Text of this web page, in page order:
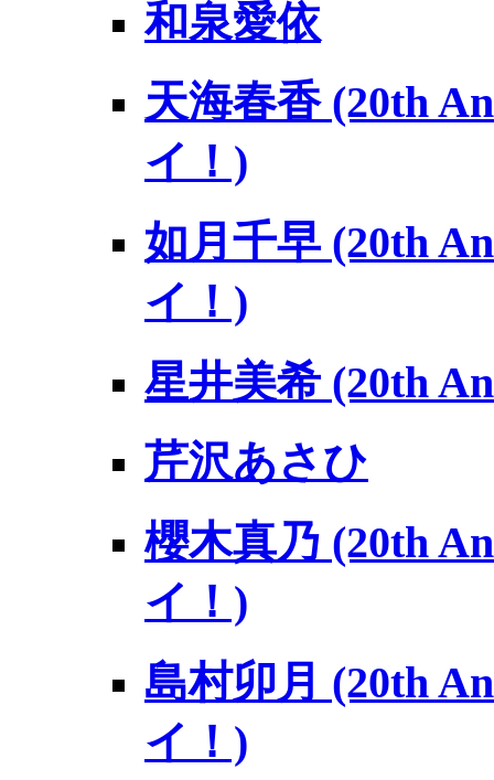
和泉愛依
天海春香 (20th
イ！)
如月千早 (20th
イ！)
星井美希 (20th
芹沢あさひ
櫻木真乃 (20th
イ！)
島村卯月 (20th
イ！)